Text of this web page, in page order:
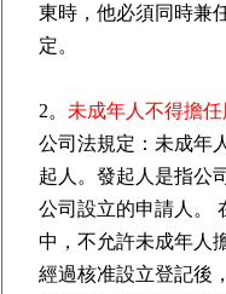
東時，他必須同時兼
定。
2。 未成年人不得擔
公司法規定：未成年
起人。發起人是指公
公司設立的申請人。
中，不允許未成年人
經過核准設立登記後